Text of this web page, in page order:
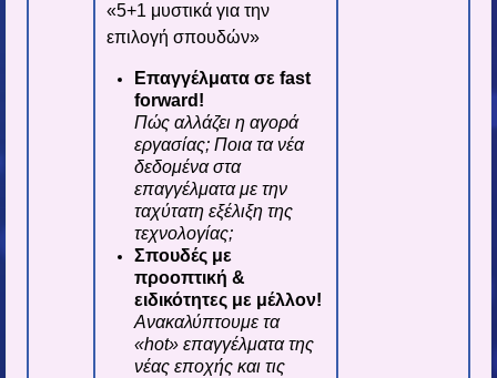
«5+1 μυστικά για την
επιλογή σπουδών»
Επαγγέλματα σε fast
forward!
Πώς αλλάζει η αγορά
εργασίας; Ποια τα νέα
δεδομένα στα
επαγγέλματα με την
ταχύτατη εξέλιξη της
τεχνολογίας;
Σπουδές με
προοπτική &
ειδικότητες με μέλλον!
Ανακαλύπτουμε τα
«hot» επαγγέλματα της
νέας εποχής και τις